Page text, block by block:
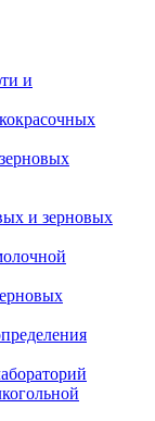
и
и зерновых